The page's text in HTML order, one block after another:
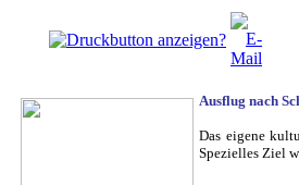
Ausflug nach
Das eigene
Spezielles Ziel